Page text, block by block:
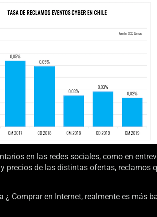
en las redes sociales, como en
precios de las distintas ofertas, reclamos
¿ Comprar en Internet, realmente es más